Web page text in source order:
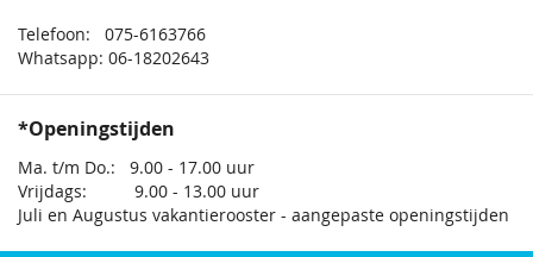
Telefoon: 075-6163766
Whatsapp: 06-18202643
*Openingstijden
Ma. t/m Do.: 9.00 - 17.00 uur
Vrijdags: 9.00 - 13.00 uur
Juli en Augustus vakantierooster - aangepaste openingstijden